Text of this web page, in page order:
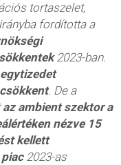
tortaszelet,
fordította a
2023-ban.
. De a
az ambient szektor a
nézve 15
kellett
2023-as